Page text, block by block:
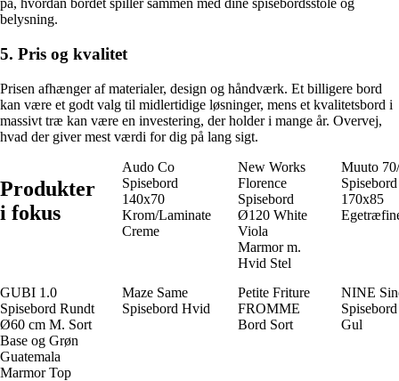
på, hvordan bordet spiller sammen med dine spisebordsstole og
belysning.
5. Pris og kvalitet
Prisen afhænger af materialer, design og håndværk. Et billigere bord
kan være et godt valg til midlertidige løsninger, mens et kvalitetsbord i
massivt træ kan være en investering, der holder i mange år. Overvej,
hvad der giver mest værdi for dig på lang sigt.
Produkter
i fokus
Audo Co
Spisebord
140x70
Krom/Laminate
Creme
New Works
Florence
Spisebord
Ø120 White
Viola
Marmor m.
Hvid Stel
Muuto
Spisebord
170x85
GUBI 1.0
Spisebord Rundt
Ø60 cm M. Sort
Base og Grøn
Guatemala
Marmor Top
Maze Same
Spisebord Hvid
Petite Friture
FROMME
Bord Sort
NINE
Gul